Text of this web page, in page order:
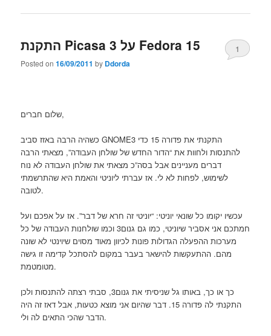
התקנת Picasa 3 על Fedora 15
Posted on16/09/2011 by Ddorda
1
שלום חברים,
כשהיה הרבה באזז סביב GNOME3 התקנתי את פדורה 15 כדי
להתנסות ולחוות את “הדור החדש של שולחן העבודה”, מצאתי הרבה
דברים מעניינים אבל בסה”כ מצאתי את שולחן העבודה לא נוח
לשימוש, לפחות לא לי. אז עברתי ליוניטי והאמת היא שהתרשמתי
לטובה.
עכשיו יקומו כל שונאי יוניטי: “יוניטי זה חרא של דבר”. אז על אפכם ועל
חמתכם אני אסביר שיוניטי, כמו גם גנום3 וכמו שולחנות העבודה של כל
מערכות ההפעלה הגדולות פונות לכיוון מאוד מסוים שיוינטי לא שונה
מהם. ההתעקשות להישאר בעבר במקום להסתכל קדימה זו גישה
מטומטמת.
כך או כך, באותו גל שניסיתי את גנום3, סבתי רצתה להתנסות ולכן
התקנתי לה פדורה 15. דבר שהיום אני מוצא כטעות, אבל דאז זה היה
הדבר שהכי התאים לה ולי.